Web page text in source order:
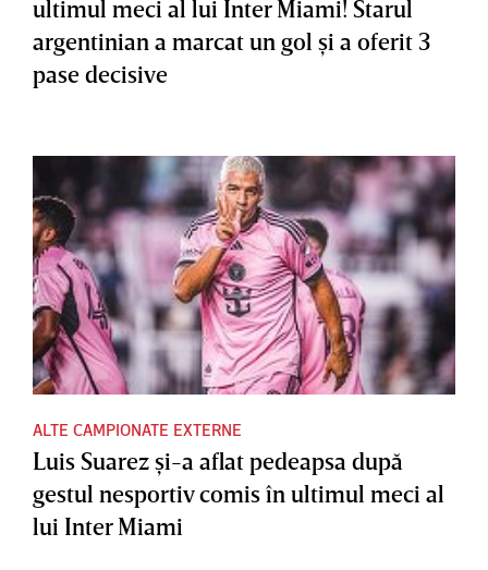
ultimul meci al lui Inter Miami! Starul
argentinian a marcat un gol şi a oferit 3
pase decisive
ALTE CAMPIONATE EXTERNE
Luis Suarez şi-a aflat pedeapsa după
gestul nesportiv comis în ultimul meci al
lui Inter Miami